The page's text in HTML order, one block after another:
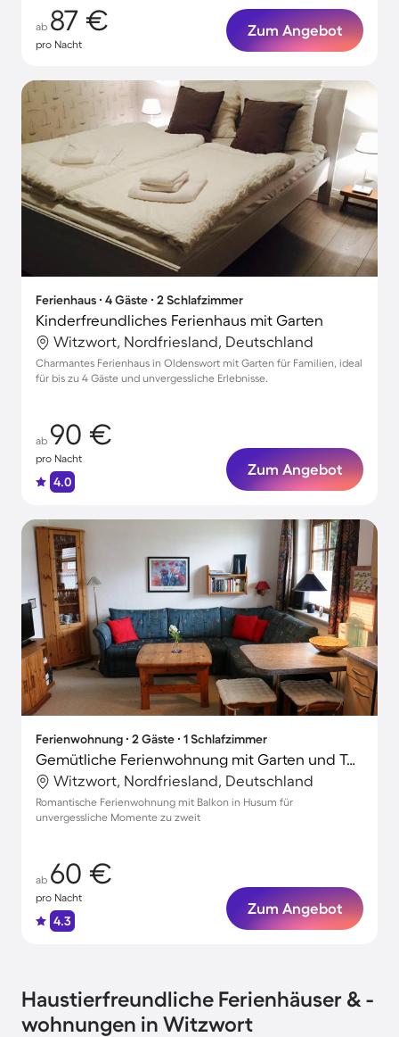
ab 87 €
pro Nacht
Zum Angebot
Ferienhaus ∙ 4 Gäste ∙ 2 Schlafzimmer
Kinderfreundliches Ferienhaus mit Garten
Witzwort, Nordfriesland, Deutschland
Charmantes Ferienhaus in Oldenswort mit Garten für Familien, ideal
für bis zu 4 Gäste und unvergessliche Erlebnisse.
ab 90 €
pro Nacht
4.0
Zum Angebot
Ferienwohnung ∙ 2 Gäste ∙ 1 Schlafzimmer
Gemütliche Ferienwohnung mit Garten und Terrasse
Witzwort, Nordfriesland, Deutschland
Romantische Ferienwohnung mit Balkon in Husum für
unvergessliche Momente zu zweit
ab 60 €
pro Nacht
4.3
Zum Angebot
Haustierfreundliche Ferienhäuser & -
wohnungen in Witzwort